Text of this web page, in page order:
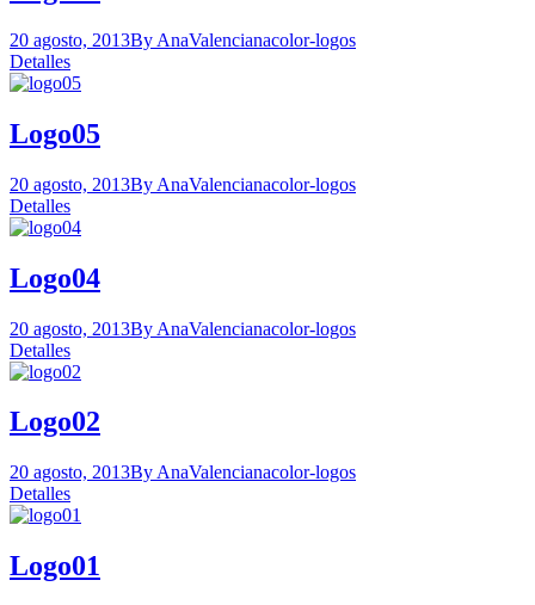
20 agosto, 2013By AnaValencianacolor-logos
Detalles
Logo05
20 agosto, 2013By AnaValencianacolor-logos
Detalles
Logo04
20 agosto, 2013By AnaValencianacolor-logos
Detalles
Logo02
20 agosto, 2013By AnaValencianacolor-logos
Detalles
Logo01